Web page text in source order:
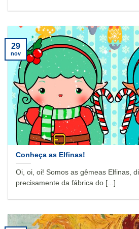
Conheça as Elfinas!
Oi, oi, oi! Somos as gêmeas Elfinas,
precisamente da fábrica do [...]
29
nov